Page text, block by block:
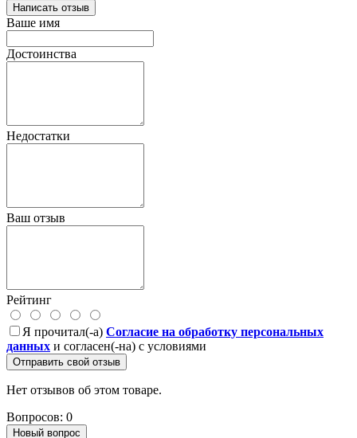
Написать отзыв
Ваше имя
Достоинства
Недостатки
Ваш отзыв
Рейтинг
Я прочитал(-а) Согласие на обработку персональных
данных и согласен(-на) с условиями
Отправить свой отзыв
Нет отзывов об этом товаре.
Вопросов: 0
Новый вопрос